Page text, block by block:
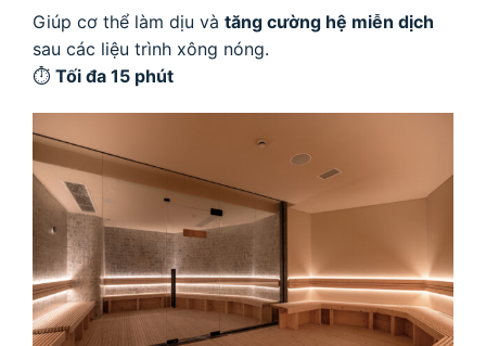
Giúp cơ thể làm dịu và tăng cường hệ miễn dịch
sau các liệu trình xông nóng.
⏱ Tối đa 15 phút